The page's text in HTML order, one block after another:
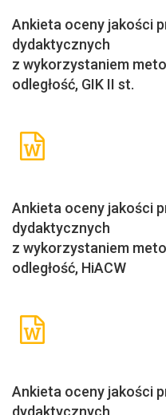
Ankieta oceny jakości
dydaktycznych
z wykorzystaniem
odległość, GIK II st.
Ankieta oceny jakości
dydaktycznych
z wykorzystaniem
odległość, HiACW
Ankieta oceny jakości
dydaktycznych